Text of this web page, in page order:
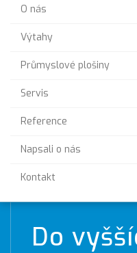
O nás
Výtahy
Průmyslové plošiny
Servis
Reference
Napsali o nás
Kontakt
Do